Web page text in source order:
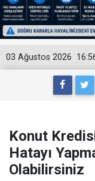
03 Ağustos 2026
Konut
Hatayı
Olabilirsiniz